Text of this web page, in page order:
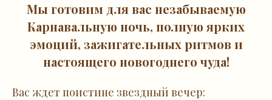
Мы готовим для вас незабываемую
Карнавальную ночь, полную ярких
эмоций, зажигательных ритмов и
настоящего новогоднего чуда!
Вас ждет поистине звездный вечер: